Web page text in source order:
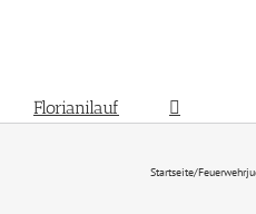
Florianilauf
Startseite/